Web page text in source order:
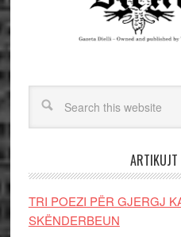
ARTIKUJT
TRI POEZI PËR GJERGJ
SKËNDERBEUN